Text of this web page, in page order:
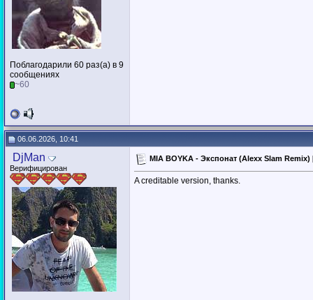
Поблагодарили 60 раз(а) в 9
сообщениях
~60
06.06.2026, 10:41
DjMan
Верифицирован
MIA BOYKA - Экспонат (Alexx Slam Remix)
A creditable version, thanks.